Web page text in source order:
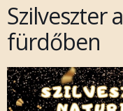
Szilveszter a
fürdőben